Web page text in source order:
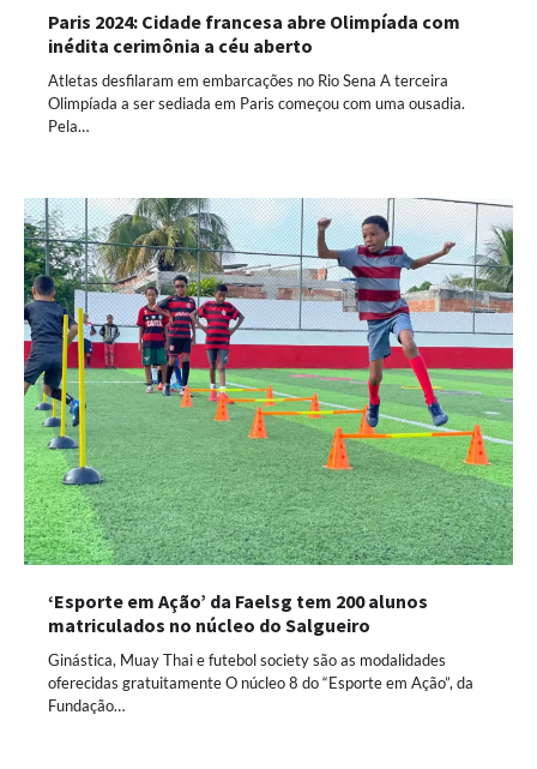
Paris 2024: Cidade francesa abre Olimpíada com
inédita cerimônia a céu aberto
Atletas desfilaram em embarcações no Rio Sena A terceira
Olimpíada a ser sediada em Paris começou com uma ousadia.
Pela…
‘Esporte em Ação’ da Faelsg tem 200 alunos
matriculados no núcleo do Salgueiro
Ginástica, Muay Thai e futebol society são as modalidades
oferecidas gratuitamente O núcleo 8 do “Esporte em Ação”, da
Fundação…